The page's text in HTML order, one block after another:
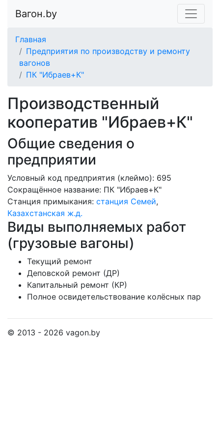
Вагон.by
Главная
Предприятия по производству и ремонту
вагонов
ПК "Ибраев+К"
Производственный
кооператив "Ибраев+К"
Общие сведения о
предприятии
Условный код предприятия (клеймо): 695
Сокращённое название: ПК "Ибраев+К"
Станция примыкания: станция Семей,
Казахстанская ж.д.
Виды выполняемых работ
(грузовые вагоны)
Текущий ремонт
Деповской ремонт (ДР)
Капитальный ремонт (КР)
Полное освидетельствование колёсных пар
© 2013 - 2026 vagon.by